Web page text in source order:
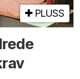
PLUSS